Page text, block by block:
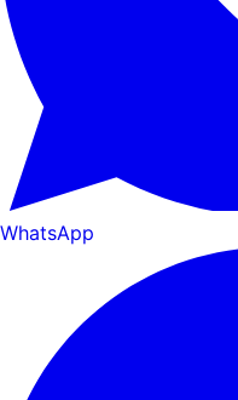
WhatsApp